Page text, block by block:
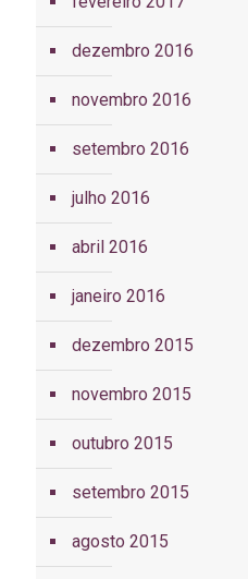
dezembro 2016
novembro 2016
setembro 2016
julho 2016
abril 2016
janeiro 2016
dezembro 2015
novembro 2015
outubro 2015
setembro 2015
agosto 2015